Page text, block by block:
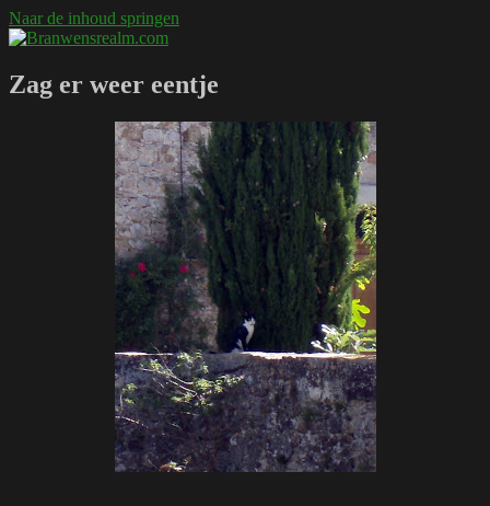
Naar de inhoud springen
Zag er weer eentje